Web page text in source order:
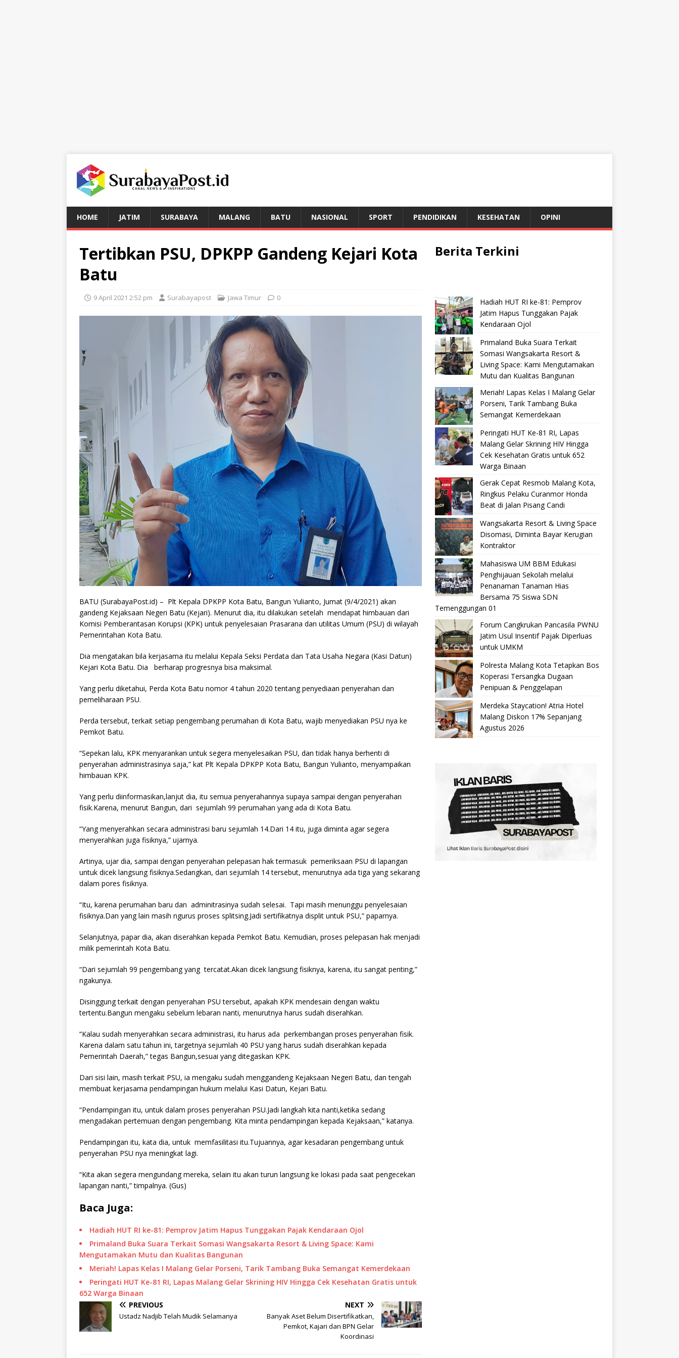
HOME JATIM SURABAYA MALANG BATU NASIONAL SPORT PENDIDIKAN KESEHATAN OPINI
Tertibkan PSU, DPKPP Gandeng Kejari Kota
Batu
9 April 2021 2:52 pm Surabayapost Jawa Timur 0
BATU (SurabayaPost.id) – Plt Kepala DPKPP Kota Batu, Bangun Yulianto, Jumat (9/4/2021) akan
gandeng Kejaksaan Negeri Batu (Kejari). Menurut dia, itu dilakukan setelah mendapat himbauan dari
Komisi Pemberantasan Korupsi (KPK) untuk penyelesaian Prasarana dan utilitas Umum (PSU) di wilayah
Pemerintahan Kota Batu.
Dia mengatakan bila kerjasama itu melalui Kepala Seksi Perdata dan Tata Usaha Negara (Kasi Datun)
Kejari Kota Batu. Dia berharap progresnya bisa maksimal.
Yang perlu diketahui, Perda Kota Batu nomor 4 tahun 2020 tentang penyediaan penyerahan dan
pemeliharaan PSU.
Perda tersebut, terkait setiap pengembang perumahan di Kota Batu, wajib menyediakan PSU nya ke
Pemkot Batu.
“Sepekan lalu, KPK menyarankan untuk segera menyelesaikan PSU, dan tidak hanya berhenti di
penyerahan administrasinya saja,” kat Plt Kepala DPKPP Kota Batu, Bangun Yulianto, menyampaikan
himbauan KPK.
Yang perlu diinformasikan,lanjut dia, itu semua penyerahannya supaya sampai dengan penyerahan
fisik.Karena, menurut Bangun, dari sejumlah 99 perumahan yang ada di Kota Batu.
“Yang menyerahkan secara administrasi baru sejumlah 14.Dari 14 itu, juga diminta agar segera
menyerahkan juga fisiknya,” ujarnya.
Artinya, ujar dia, sampai dengan penyerahan pelepasan hak termasuk pemeriksaan PSU di lapangan
untuk dicek langsung fisiknya.Sedangkan, dari sejumlah 14 tersebut, menurutnya ada tiga yang sekarang
dalam pores fisiknya.
“Itu, karena perumahan baru dan adminitrasinya sudah selesai. Tapi masih menunggu penyelesaian
fisiknya.Dan yang lain masih ngurus proses splitsing.Jadi sertifikatnya displit untuk PSU,” paparnya.
Selanjutnya, papar dia, akan diserahkan kepada Pemkot Batu. Kemudian, proses pelepasan hak menjadi
milik pemerintah Kota Batu.
“Dari sejumlah 99 pengembang yang tercatat.Akan dicek langsung fisiknya, karena, itu sangat penting,”
ngakunya.
Disinggung terkait dengan penyerahan PSU tersebut, apakah KPK mendesain dengan waktu
tertentu.Bangun mengaku sebelum lebaran nanti, menurutnya harus sudah diserahkan.
“Kalau sudah menyerahkan secara administrasi, itu harus ada perkembangan proses penyerahan fisik.
Karena dalam satu tahun ini, targetnya sejumlah 40 PSU yang harus sudah diserahkan kepada
Pemerintah Daerah,” tegas Bangun,sesuai yang ditegaskan KPK.
Dari sisi lain, masih terkait PSU, ia mengaku sudah menggandeng Kejaksaan Negeri Batu, dan tengah
membuat kerjasama pendampingan hukum melalui Kasi Datun, Kejari Batu.
“Pendampingan itu, untuk dalam proses penyerahan PSU.Jadi langkah kita nanti,ketika sedang
mengadakan pertemuan dengan pengembang. Kita minta pendampingan kepada Kejaksaan,” katanya.
Pendampingan itu, kata dia, untuk memfasilitasi itu.Tujuannya, agar kesadaran pengembang untuk
penyerahan PSU nya meningkat lagi.
“Kita akan segera mengundang mereka, selain itu akan turun langsung ke lokasi pada saat pengecekan
lapangan nanti,” timpalnya. (Gus)
Baca Juga:
Hadiah HUT RI ke-81: Pemprov Jatim Hapus Tunggakan Pajak Kendaraan Ojol
Primaland Buka Suara Terkait Somasi Wangsakarta Resort & Living Space: Kami
Mengutamakan Mutu dan Kualitas Bangunan
Meriah! Lapas Kelas I Malang Gelar Porseni, Tarik Tambang Buka Semangat Kemerdekaan
Peringati HUT Ke-81 RI, Lapas Malang Gelar Skrining HIV Hingga Cek Kesehatan Gratis untuk
652 Warga Binaan
PREVIOUS
Ustadz Nadjib Telah Mudik Selamanya
NEXT
Banyak Aset Belum Disertifikatkan,
Pemkot, Kajari dan BPN Gelar
Koordinasi
Berita Terkini
Hadiah HUT RI ke-81: Pemprov
Jatim Hapus Tunggakan Pajak
Kendaraan Ojol
Primaland Buka Suara Terkait
Somasi Wangsakarta Resort &
Living Space: Kami Mengutamakan
Mutu dan Kualitas Bangunan
Meriah! Lapas Kelas I Malang Gelar
Porseni, Tarik Tambang Buka
Semangat Kemerdekaan
Peringati HUT Ke-81 RI, Lapas
Malang Gelar Skrining HIV Hingga
Cek Kesehatan Gratis untuk 652
Warga Binaan
Gerak Cepat Resmob Malang Kota,
Ringkus Pelaku Curanmor Honda
Beat di Jalan Pisang Candi
Wangsakarta Resort & Living Space
Disomasi, Diminta Bayar Kerugian
Kontraktor
Mahasiswa UM BBM Edukasi
Penghijauan Sekolah melalui
Penanaman Tanaman Hias
Bersama 75 Siswa SDN
Temenggungan 01
Forum Cangkrukan Pancasila PWNU
Jatim Usul Insentif Pajak Diperluas
untuk UMKM
Polresta Malang Kota Tetapkan Bos
Koperasi Tersangka Dugaan
Penipuan & Penggelapan
Merdeka Staycation! Atria Hotel
Malang Diskon 17% Sepanjang
Agustus 2026